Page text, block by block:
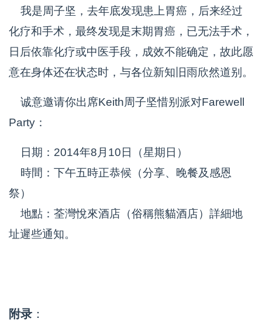
我是周子坚，去年底发现患上胃癌，后来经过
化疗和手术，最终发现是末期胃癌，已无法手术，
日后依靠化疗或中医手段，成效不能确定，故此愿
意在身体还在状态时，与各位新知旧雨欣然道别。
诚意邀请你出席Keith周子坚惜别派对Farewell
Party：
日期：2014年8月10日（星期日）
時間：下午五時正恭候（分享、晚餐及感恩
祭）
地點：荃灣悅來酒店（俗稱熊貓酒店）詳細地
址遲些通知。
附录 ：